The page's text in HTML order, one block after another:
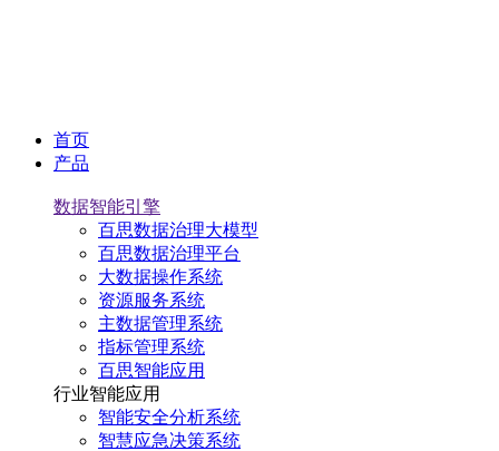
首页
产品
数据智能引擎
百思数据治理大模型
百思数据治理平台
大数据操作系统
资源服务系统
主数据管理系统
指标管理系统
百思智能应用
行业智能应用
智能安全分析系统
智慧应急决策系统